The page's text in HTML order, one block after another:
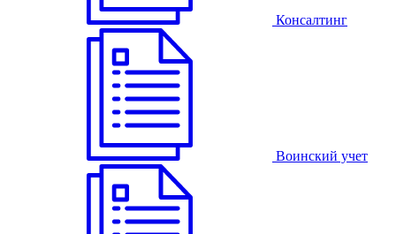
Консалтинг
Воинский учет